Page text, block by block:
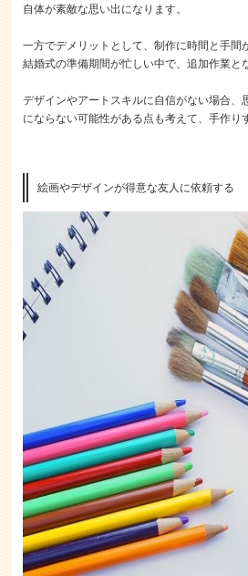
自体が素敵な思い出になります。
一方でデメリットとして、制作に時間と手間
結婚式の準備期間が忙しい中で、追加作業と
デザインやアートスキルに自信がない場合、
にならない可能性がある点も考えて、手作り
絵画やデザインが得意な友人に依頼する